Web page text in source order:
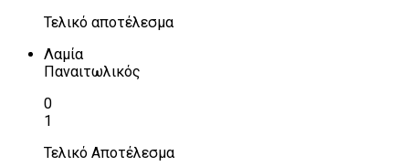
Τελικό αποτέλεσμα
Λαμία
Παναιτωλικός
0
1
Τελικό Αποτέλεσμα